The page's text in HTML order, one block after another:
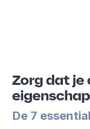
­Zorg dat je
De 7